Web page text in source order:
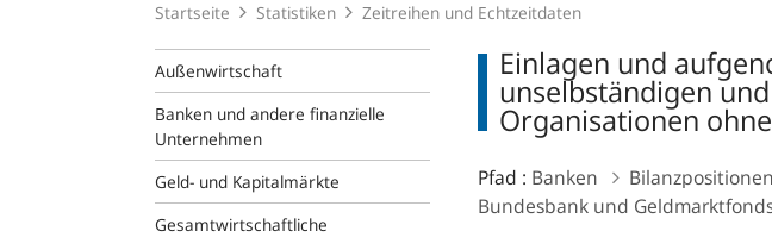
Startseite Statistiken Zeitreihen und Echtzeitdaten
Außenwirtschaft
Banken und andere finanzielle
Unternehmen
Geld- und Kapitalmärkte
Gesamtwirtschaftliche
Einlagen und
unselbständigen
Organisationen
Pfad : Banken Bilanzpositionen
Bundesbank und